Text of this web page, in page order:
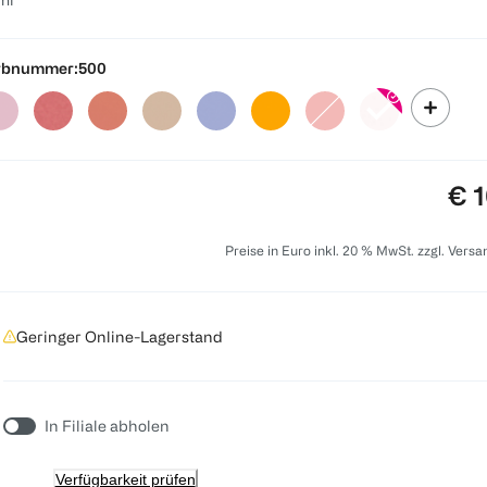
500
€
Preise in Euro inkl. 20 % MwSt. zzgl.
Geringer Online-Lagerstand
In Filiale abholen
Verfügbarkeit prüfen